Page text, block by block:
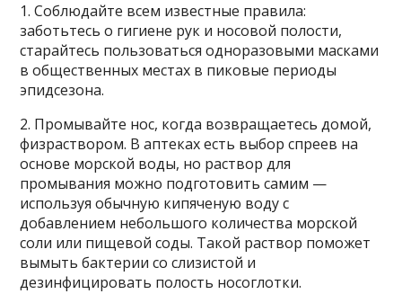
1. Соблюдайте всем известные правила:
заботьтесь о гигиене рук и носовой полости,
старайтесь пользоваться одноразовыми масками
в общественных местах в пиковые периоды
эпидсезона.
2. Промывайте нос, когда возвращаетесь домой,
физраствором. В аптеках есть выбор спреев на
основе морской воды, но раствор для
промывания можно подготовить самим —
используя обычную кипяченую воду с
добавлением небольшого количества морской
соли или пищевой соды. Такой раствор поможет
вымыть бактерии со слизистой и
дезинфицировать полость носоглотки.